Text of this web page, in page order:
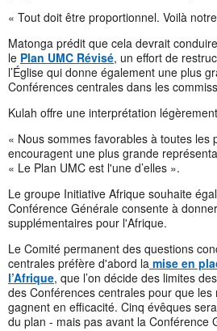
« Tout doit être proportionnel. Voilà
Matonga prédit que cela devrait
le Plan UMC Révisé, un effort de
l’Église qui donne également une plus
Conférences centrales dans les
Kulah offre une interprétation
« Nous sommes favorables à toutes les
encouragent une plus grande
« Le Plan UMC est l'une d’elles ».
Le groupe Initiative Afrique souhaite
Conférence Générale consente à
supplémentaires pour l'Afrique.
Le Comité permanent des questions
centrales préfère d'abord la mise en
l’Afrique, que l’on décide des limites
des Conférences centrales pour que les
gagnent en efficacité. Cinq évêques
du plan - mais pas avant la Conférence